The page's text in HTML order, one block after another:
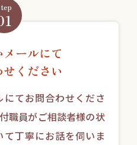
ールにて
ください
てお問合わせくださ
職員がご相談者様の状
丁寧にお話を伺いま